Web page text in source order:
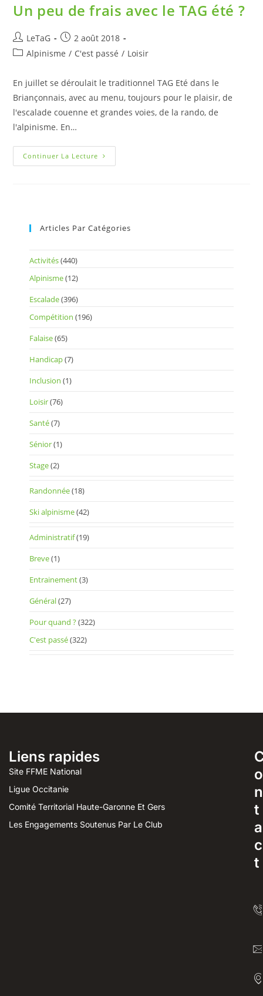
Un peu de frais avec le TAG été ?
LeTaG
2 août 2018
Alpinisme / C'est passé / Loisir
En juillet se déroulait le traditionnel TAG Eté dans le
Briançonnais, avec au menu, toujours pour le plaisir, de
l'escalade couenne et grandes voies, de la rando, de
l'alpinisme. En…
Continuer La Lecture
Articles Par Catégories
Activités(440)
Alpinisme(12)
Escalade(396)
Compétition (196)
Falaise(65)
Handicap(7)
Inclusion (1)
Loisir(76)
Santé(7)
Sénior(1)
Stage(2)
Randonnée(18)
Ski alpinisme(42)
Administratif(19)
Breve(1)
Entrainement(3)
Général(27)
Pour quand ?(322)
C'est passé(322)
Liens rapides
Site FFME National
Ligue Occitanie
Comité Territorial Haute-Garonne Et Gers
Les Engagements Soutenus Par Le Club
o
n
t
a
c
t